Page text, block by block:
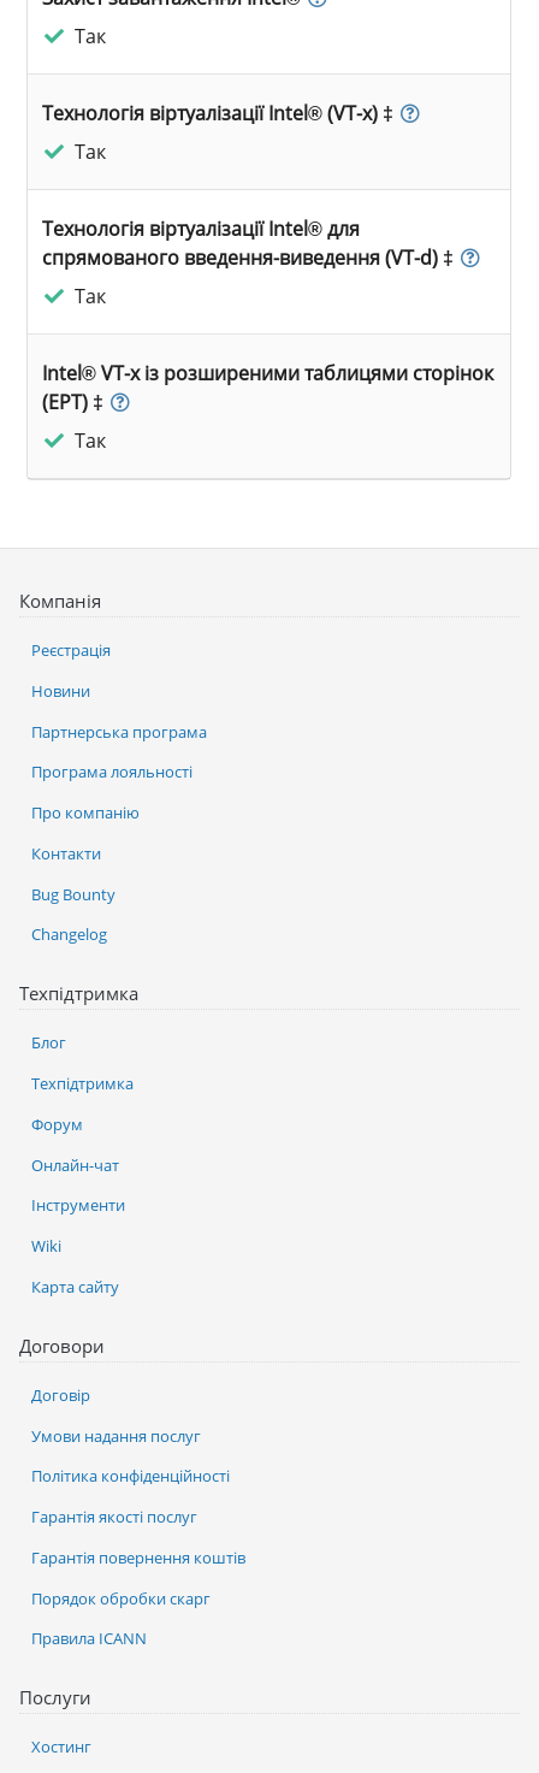
Так
Технологія віртуалізації Intel® (VT-x) ‡
Так
Технологія віртуалізації Intel® для
спрямованого введення-виведення (VT-d) ‡
Так
Intel® VT-x із розширеними таблицями сторінок
(EPT) ‡
Так
Послуги
Хостинг
Компанія
Реєстрація
Новини
Партнерська програма
Програма лояльності
Про компанію
Контакти
Bug Bounty
Changelog
Техпідтримка
Блог
Техпідтримка
Форум
Онлайн-чат
Інструменти
Wiki
Карта сайту
Договори
Договір
Умови надання послуг
Політика конфіденційності
Гарантія якості послуг
Гарантія повернення коштів
Порядок обробки скарг
Правила ICANN